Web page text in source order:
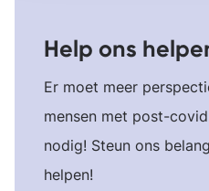
Help ons
Er moet meer
mensen met post-
nodig! Steun ons
helpen!